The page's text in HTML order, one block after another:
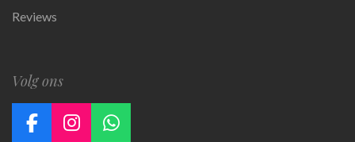
Reviews
Volg ons
F
I
W